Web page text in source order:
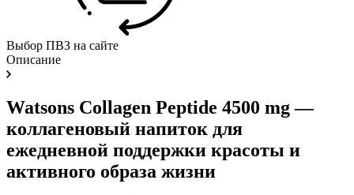
Выбор ПВЗ на сайте
Описание
Watsons Collagen Peptide 4500 mg —
коллагеновый напиток для
ежедневной поддержки красоты и
активного образа жизни